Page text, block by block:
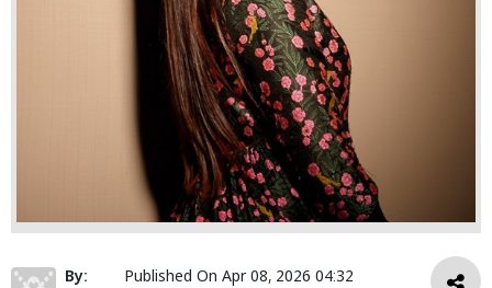
By:
Published OnApr 08, 2026 04:32